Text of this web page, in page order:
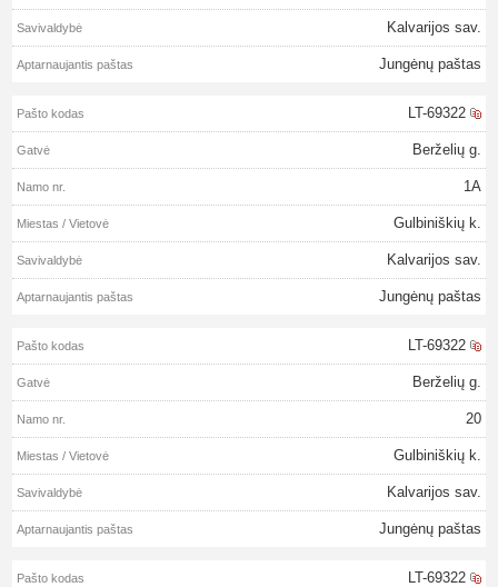
Kalvarijos sav.
Jungėnų paštas
LT-69322
Berželių g.
1A
Gulbiniškių k.
Kalvarijos sav.
Jungėnų paštas
LT-69322
Berželių g.
20
Gulbiniškių k.
Kalvarijos sav.
Jungėnų paštas
LT-69322